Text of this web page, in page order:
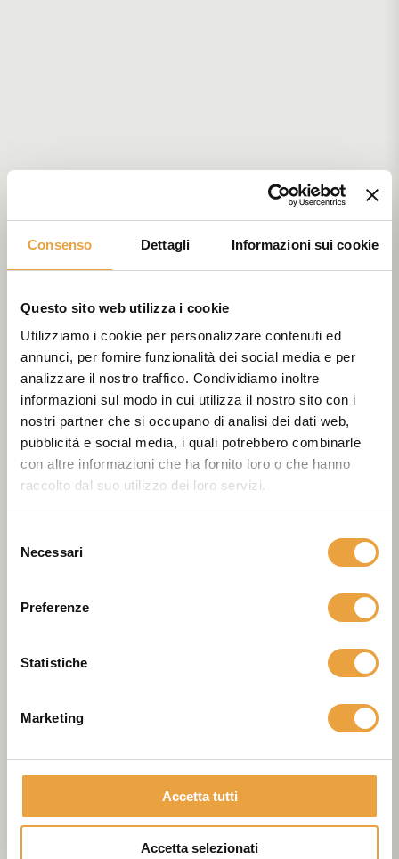
Consenso Dettagli Informazioni sui cookie
Questo sito web utilizza i cookie
Utilizziamo i cookie per personalizzare contenuti ed
annunci, per fornire funzionalità dei social media e per
analizzare il nostro traffico. Condividiamo inoltre
informazioni sul modo in cui utilizza il nostro sito con i
nostri partner che si occupano di analisi dei dati web,
pubblicità e social media, i quali potrebbero combinarle
con altre informazioni che ha fornito loro o che hanno
raccolto dal suo utilizzo dei loro servizi.
delNecessari
Preferenze
Statistiche
Marketing
Accetta tutti
Accetta selezionati